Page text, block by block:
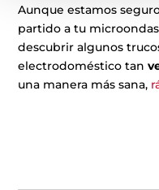
Aunque estamos
partido a tu
descubrir algunos
electrodoméstico tan
una manera más sana,